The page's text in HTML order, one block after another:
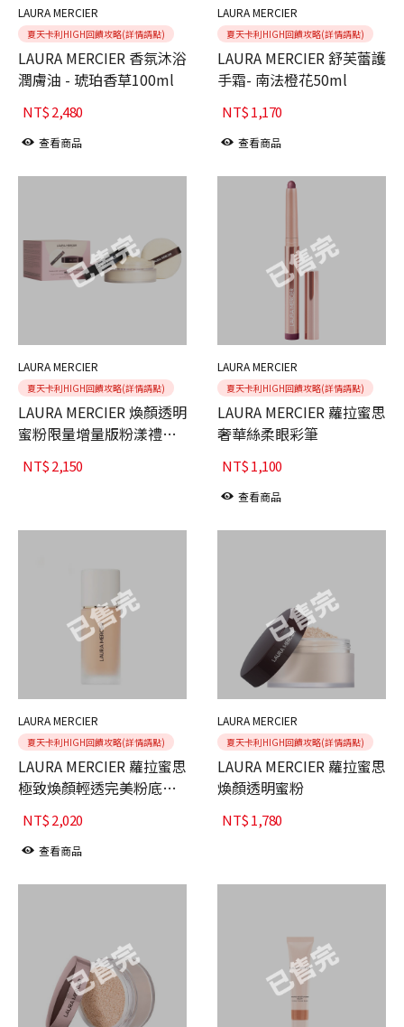
LAURA MERCIER
夏天卡利HIGH回饋攻略(詳情請點)
LAURA MERCIER 香氛沐浴
潤膚油 - 琥珀香草100ml
NT$2,480
查看商品
LAURA MERCIER
夏天卡利HIGH回饋攻略(詳情請點)
LAURA MERCIER 舒芙蕾護
手霜- 南法橙花50ml
NT$1,170
查看商品
LAURA MERCIER
夏天卡利HIGH回饋攻略(詳情請點)
LAURA MERCIER 煥顏透明
蜜粉限量增量版粉漾禮盒
NT$2,150
LAURA MERCIER
夏天卡利HIGH回饋攻略(詳情請點)
LAURA MERCIER 蘿拉蜜思
奢華絲柔眼彩筆
NT$1,100
查看商品
LAURA MERCIER
夏天卡利HIGH回饋攻略(詳情請點)
LAURA MERCIER 蘿拉蜜思
極致煥顏輕透完美粉底
NT$2,020
查看商品
LAURA MERCIER
夏天卡利HIGH回饋攻略(詳情請點)
LAURA MERCIER 蘿拉蜜思
煥顏透明蜜粉
NT$1,780